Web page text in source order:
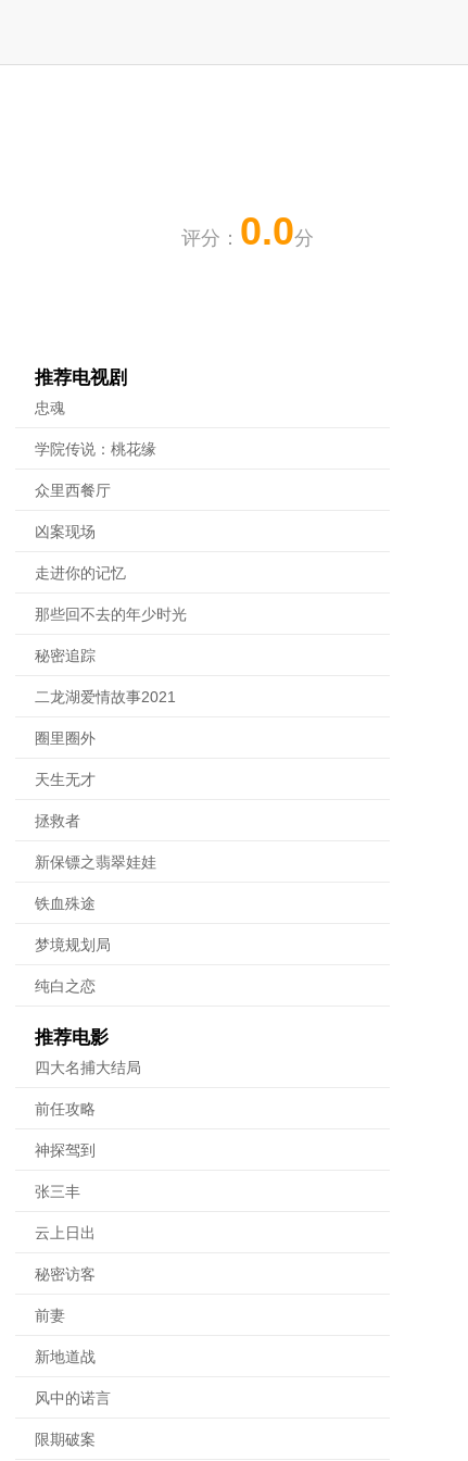
评分： 0.0分
推荐电视剧
忠魂
学院传说：桃花缘
众里西餐厅
凶案现场
走进你的记忆
那些回不去的年少时光
秘密追踪
二龙湖爱情故事2021
圈里圈外
天生无才
拯救者
新保镖之翡翠娃娃
铁血殊途
梦境规划局
纯白之恋
推荐电影
四大名捕大结局
前任攻略
神探驾到
张三丰
云上日出
秘密访客
前妻
新地道战
风中的诺言
限期破案